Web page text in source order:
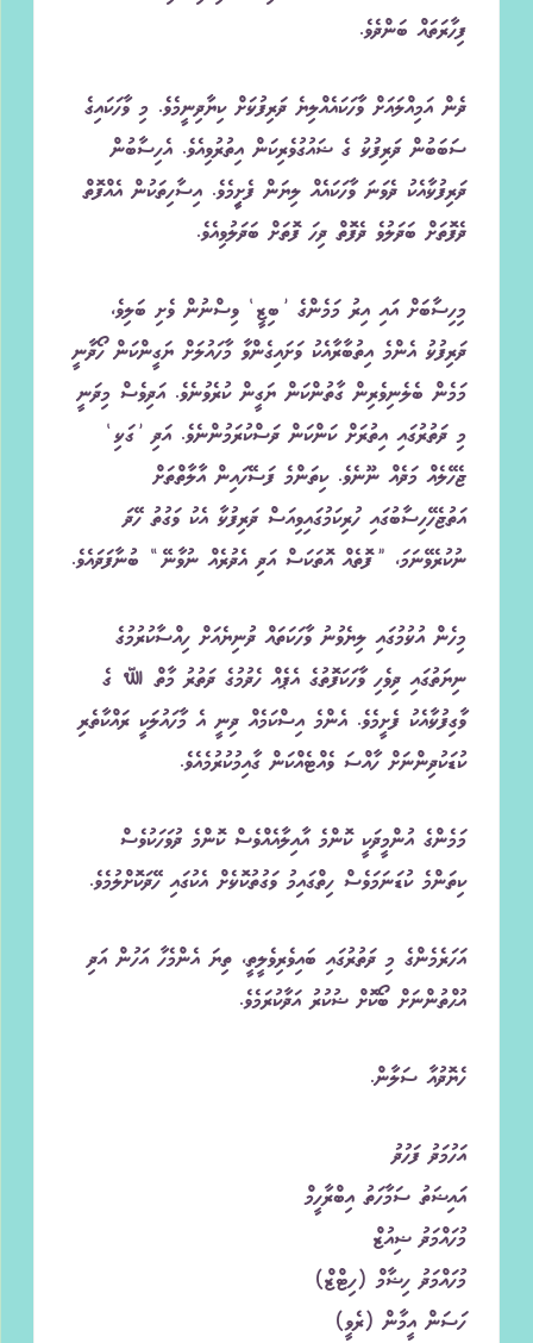
ފިހާރަތައް ބަންދެވެ.
ދެން އަމިއްލައަށް ވާހަކައެއްލިޔެ ދަރިފުޅަށް ކިޔާދިނީމެވެ. މި ވާހަކައިގެ
ސަބަބުން ދަރިފުޅު ގެ ޝައުގުވެރިކަން އިތުރުވިއެވެ. އެހިސާބުން
ދަރިފުޅާއެކު ދެވަނަ ވާހަކައެއް ލިޔަން ފެށިީމެވެ. އިސާހިތަކުން އެއްފޮތް
ދެފޮތަށް ބަދަލުވެ ދެފޮތް ދިހަ ފޮތަށް ބަދަލުވިއެވެ.
މިހިސާބަށް އައި އިރު މަމެންގެ ’ބިޒީ‘ ވިސްނުން ވެށި ބަލިވެ،
ދަރިފުޅު އެންމެ އިތުބާރާއެކު ވަށައިގެންވާ މާހައުލަށް ޔަގީންކަން ހޯދާނީ
މަމެން ބެލެނިވެރިން ގާތުންކަން ޔަގީން ކުރެވުނެވެ. އަދިވެސް މިދަނީ
މި ދަތުރުގައި އިތުރަށް ކަންކަން ދަސްކުރަމުންނެވެ. އަދި ’ގަޅި‘
ޖެހޭލެއް މަދެއް ނޫނެވެ. ކިތަންމެ ފަސޭހައިން އާލާތްތަށް
އަތުޖެހޭހިސާބުގައި ހުރިކަމުގައިވިއަސް ދަރިފުޅާ އެކު ވަގުތު ހޭދަ
ނުކުރެވޭނަމަ، ”ފޮތެއް އޮތަކަސް އަދި އެދުރެއް ނުވާނޭ“ ބުނާފަދައެވެ.
މިހެން އުޅުމުގައި ލިޔެވުނު ވާހަކަތައް ދުނިޔެއަށް ހިއްސާކުރުމުގެ
ނިޔަތުގައި ދިވެހި ވާހަކަފޮތުގެ އެޕެއް ހެދުމުގެ ދަތުރު މާތް ﷲ ގެ
ވާގިފުޅާއެކު ފެށީމެވެ. އެންމެ އިސްކަމެއް ދިނީ އެ މާހައުލަކީ ރައްކާތެރި
ކުޑަކުދިންނަށް ހާއްސަ ވެއްޓެއްކަން ގާއިމުކުރުމެއެވެ.
މަމެންގެ އުންމީދަކީ ކޮންމެ އާއިލާއެއްވެސް ކޮންމެ ދުވަހަކުވެސް
ކިތަންމެ ކުޑަނަމަވެސް ހިތްގައިމު ވަގުތުކޮޅެށް އެކުގައި ހޭދަކޮށްލުމެވެ.
އަހަރެމެންގެ މި ދަތުރުގައި ބައިވެރިވެލީތީ، ތިޔަ އެންމެހާ އަހުން އަދި
އުޙްތުންނަށް ބޯކޮށް ޝުކުރު އަދާކުރަމެވެ.
ހެޔޮދުއާ ސަލާން.
އަހުމަދު ފަހުދު
އައިޝަތު ސަމާހަތު އިބްރާހީމް
މުހައްމަދު ޝިއުޒް
މުހައްމަދު ހިޝާމް (ހިޓްޒް)
ހަސަން އީމާން (ރެވީ)